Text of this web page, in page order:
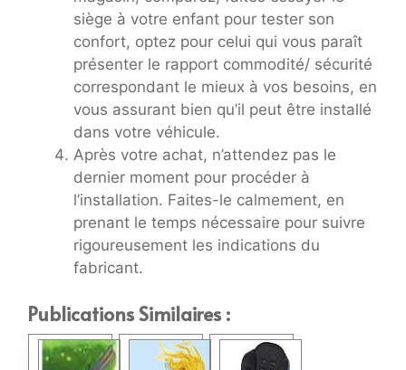
siège à votre enfant pour tester son
confort, optez pour celui qui vous paraît
présenter le rapport commodité/ sécurité
correspondant le mieux à vos besoins, en
vous assurant bien qu’il peut être installé
dans votre véhicule.
Après votre achat, n’attendez pas le
dernier moment pour procéder à
l’installation. Faites-le calmement, en
prenant le temps nécessaire pour suivre
rigoureusement les indications du
fabricant.
Publications Similaires :